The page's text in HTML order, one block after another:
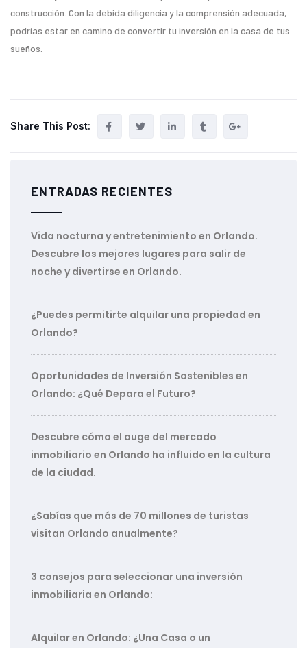
construcción. Con la debida diligencia y la comprensión adecuada,
podrías estar en camino de convertir tu inversión en la casa de tus
sueños.
Share This Post:
ENTRADAS RECIENTES
Vida nocturna y entretenimiento en Orlando.
Descubre los mejores lugares para salir de
noche y divertirse en Orlando.
¿Puedes permitirte alquilar una propiedad en
Orlando?
Oportunidades de Inversión Sostenibles en
Orlando: ¿Qué Depara el Futuro?
Descubre cómo el auge del mercado
inmobiliario en Orlando ha influido en la cultura
de la ciudad.
¿Sabías que más de 70 millones de turistas
visitan Orlando anualmente?
3 consejos para seleccionar una inversión
inmobiliaria en Orlando:
Alquilar en Orlando: ¿Una Casa o un